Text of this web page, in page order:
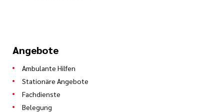
Angebote
Ambulante Hilfen
Stationäre Angebote
Fachdienste
Belegung